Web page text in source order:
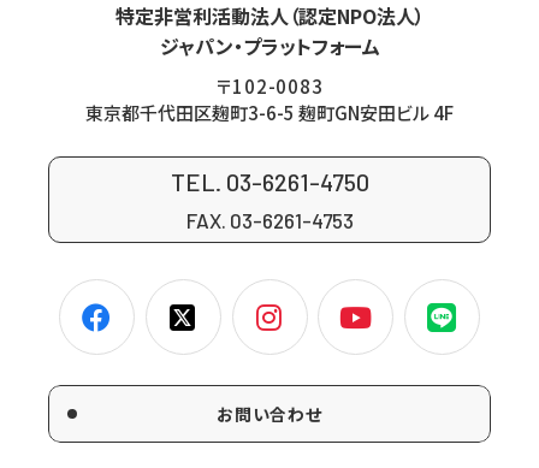
特定非営利活動法人（認定NPO法人）
ジャパン・プラットフォーム
〒102-0083
東京都千代田区麹町3-6-5 麹町GN安田ビル 4F
TEL. 03-6261-4750
FAX. 03-6261-4753
お問い合わせ